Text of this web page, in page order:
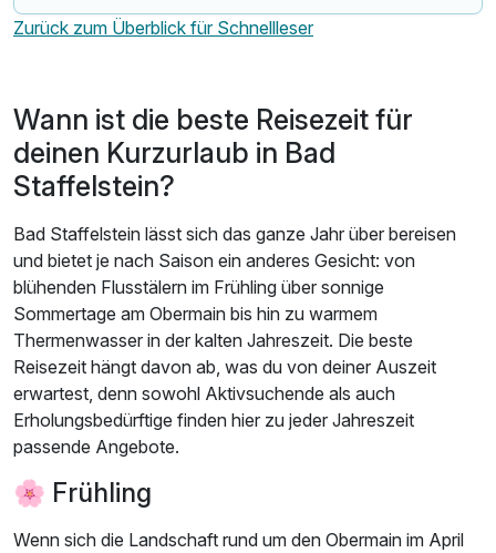
Zurück zum Überblick für Schnellleser
Wann ist die beste Reisezeit für
deinen Kurzurlaub in Bad
Staffelstein?
Bad Staffelstein lässt sich das ganze Jahr über bereisen
und bietet je nach Saison ein anderes Gesicht: von
blühenden Flusstälern im Frühling über sonnige
Sommertage am Obermain bis hin zu warmem
Thermenwasser in der kalten Jahreszeit. Die beste
Reisezeit hängt davon ab, was du von deiner Auszeit
erwartest, denn sowohl Aktivsuchende als auch
Erholungsbedürftige finden hier zu jeder Jahreszeit
passende Angebote.
🌸 Frühling
Wenn sich die Landschaft rund um den Obermain im April